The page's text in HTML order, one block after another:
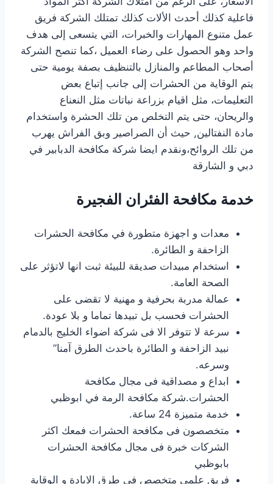
فاعلية كذلك أحدث الألات كذلك تمتلك الشركة فريق
عمل متنوع المهارات والخبرات، التي يتسعى إلى هدف
واحد وهو الحصول على رضاء العميل ،كما تنصح الشركة
أصحاب المطاعم والمنازل بالتنظيف بصفة يومية حتى
يتم الوقاية من الحشرات إلى جانب إتباع بعض
التعليمات، مثل اقيام بزراعة نباتات مثل النعناع
والريحان، حتى يتم التخلص من تلك الحشرة واستخدام
مادة النفتالين, حيث أن الصراصير وبق الفراش يهرب
من تلك الروائح،ونقدم ايضا شركة مكافحة الدبابير في
دبي و الشارقة
خدمة مكافحة الفئران الفجيرة
معدات و اجهزة متطورة في مكافحة الحشرات
الزاحفة و الطائرة.
استخدام مبيدات صديقة للبيئة ثبت انها لاتؤثر على
الصحة العامة.
عمالة مدربة بحرفية و مهنية لا تقضى على
الحشرات فحسب بل تبيدها تماما و بلا عودة.
سرعة لا تتوفر الا فى شركة اضواء الخليج بالدمام
نبيد الزاحفة و الطائرة باحدث الطرق آمنا”
وسرعه.
ابداع و مصداقية فى مجال مكافحة
الحشرات.شركة مكافحة الرمة في ابوظبي
خدمة متميزة 24 ساعة.
متخصصون فى مكافحة الحشرات فمعك اكثر
الشركات خبرة فى مجال مكافحة الحشرات
بابوظبي
فريق علمى متخصص فى طرق الابادة و الوقاية